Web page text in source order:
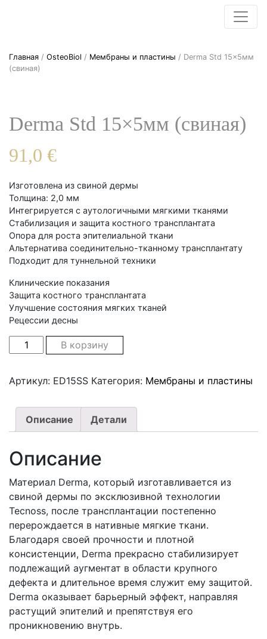
Главная / OsteoBiol / Мембраны и пластины / Derma Std 15×5мм
(свиная)
Derma Std 15×5мм (свиная)
91,0 €
Изготовлена из свиной дермы
Толщина: 2,0 мм
Интегрируется с аутологичными мягкими тканями
Стабилизация и защита костного трансплантата
Опора для роста эпителиальной ткани
Альтернатива соединительно-тканному трансплантату
Подходит для туннельной техники
Клинические показания
Защита костного трансплантата
Улучшение состояния мягких тканей
Рецессии десны
Derma Std 15x5мм (свиная) quantity
В корзину
Артикул: ED15SS Категория: Мембраны и пластины
Описание Детали
Описание
Материал Derma, который изготавливается из
свиной дермы по эксклюзивной технологии
Tecnoss, после трансплантации постепенно
перерождается в нативные мягкие ткани.
Благодаря своей прочности и плотной
консистенции, Derma прекрасно стабилизирует
подлежащий аугментат в области крупного
дефекта и длительное время служит ему защитой.
Derma оказывает барьерный эффект, направляя
растущий эпителий и препятствуя его
проникновению внутрь.